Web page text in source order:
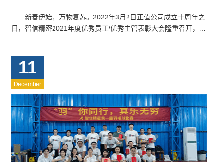
新春伊始，万物复苏。2022年3月2日正值公司成立十周年之
日，智信精密2021年度优秀员工/优秀主管表彰大会隆重召开，会
11
December